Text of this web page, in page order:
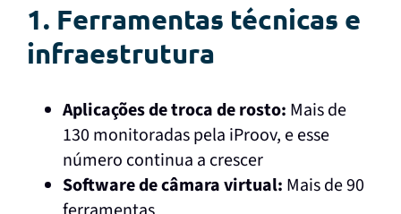
1. Ferramentas técnicas e
infraestrutura
Aplicações de troca de rosto: Mais de
130 monitoradas pela iProov, e esse
número continua a crescer
Software de câmara virtual: Mais de 90